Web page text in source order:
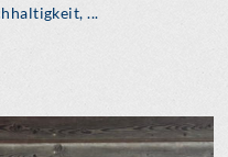
...